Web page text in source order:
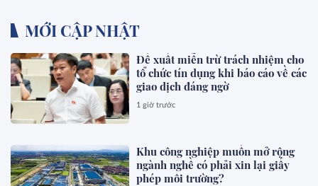
MỚI CẬP NHẬT
Đề xuất miễn trừ trách nhiệm cho
tổ chức tín dụng khi báo cáo về các
giao dịch đáng ngờ
1 giờ trước
Khu công nghiệp muốn mở rộng
ngành nghề có phải xin lại giấy
phép môi trường?